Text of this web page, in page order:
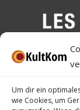
Um dir ein
wie Cookies, um